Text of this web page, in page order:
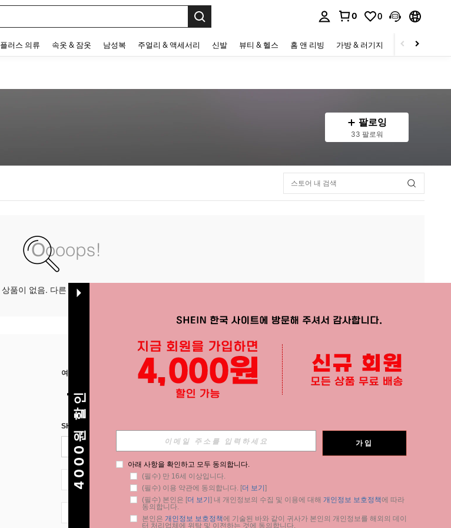
0 0
러스 의류 속옷 & 잠옷 남성복 주얼리 & 액세서리 신발 뷰티 & 헬스 홈 앤 리빙 가방 & 러기지 스포츠 & 아웃
팔로잉
33 팔로워
품이 없음. 다른 옵션으로 시도하십시오.
여기에서 저희를 찾아주세요 APP
SHEIN STYLE NEWS에 등록하세요.
KR + 82
4000원 할인 가입
아래 사항을 확인하고 모두 동의합니다.
(필수) 만 16세 이상입니다.
(필수) 이용 약관에 동의합니다. [더 보기 ]
(필수) 본인은 [더 보기 ] 내 개인정보의 수집 및 이용에 대해 개인정보 보호정책에 따라
동의합니다.
본인은 개인정보 보호정책에 기술된 바와 같이 귀사가 본인의 개인정보를 해외의 데이
터 처리업체에 위탁 및 이전하는 것에 동의합니다.